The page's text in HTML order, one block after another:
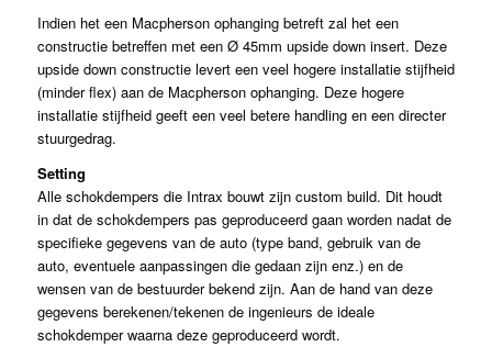
Indien het een Macpherson ophanging betreft zal het een
constructie betreffen met een Ø 45mm upside down insert. Deze
upside down constructie levert een veel hogere installatie stijfheid
(minder flex) aan de Macpherson ophanging. Deze hogere
installatie stijfheid geeft een veel betere handling en een directer
stuurgedrag.
Setting
Alle schokdempers die Intrax bouwt zijn custom build. Dit houdt
in dat de schokdempers pas geproduceerd gaan worden nadat de
specifieke gegevens van de auto (type band, gebruik van de
auto, eventuele aanpassingen die gedaan zijn enz.) en de
wensen van de bestuurder bekend zijn. Aan de hand van deze
gegevens berekenen/tekenen de ingenieurs de ideale
schokdemper waarna deze geproduceerd wordt.